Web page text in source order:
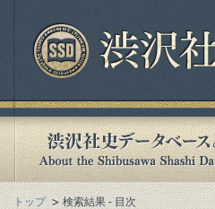
トップ 検索結果 - 目次